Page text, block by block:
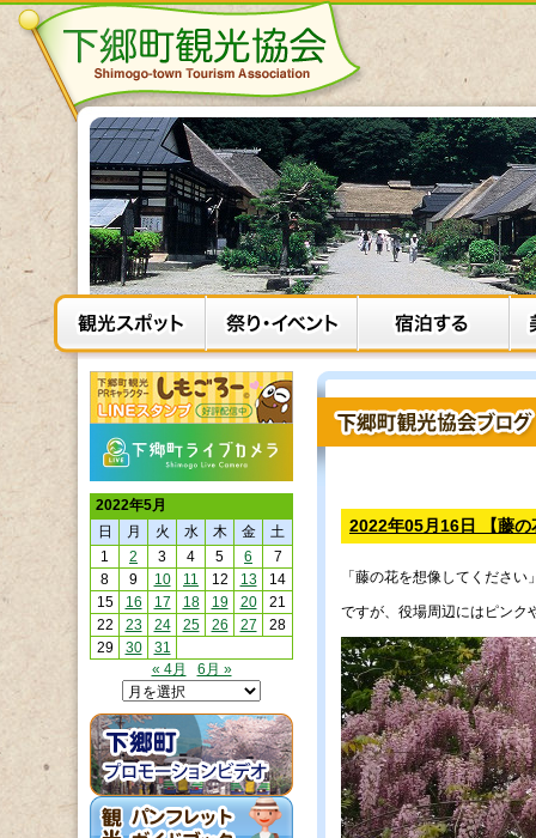
2022年05月16日 【藤の
「藤の花を想像してくださ
ですが、役場周辺にはピンク
2022年5月
日
月 火 水 木 金
土
1
2 3 4 5 6
7
8
9 10 11 12 13
14
15
16 17 18 19 20
21
22
23 24 25 26 27
28
29
30
31
« 4月
6月 »